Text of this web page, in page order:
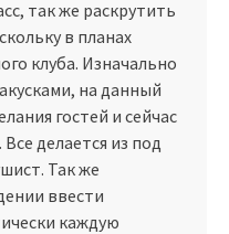
так же раскрутить
в планах
клуба. Изначально
на данный
гостей и сейчас
делается из под
Так же
ввести
каждую